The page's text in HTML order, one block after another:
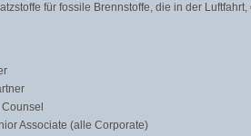
für fossile Brennstoffe, die in der
Associate (alle Corporate)